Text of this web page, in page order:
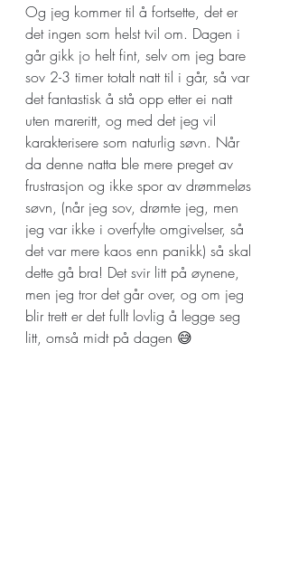
Og jeg kommer til å fortsette, det er
det ingen som helst tvil om. Dagen i
går gikk jo helt fint, selv om jeg bare
sov 2-3 timer totalt natt til i går, så var
det fantastisk å stå opp etter ei natt
uten mareritt, og med det jeg vil
karakterisere som naturlig søvn. Når
da denne natta ble mere preget av
frustrasjon og ikke spor av drømmeløs
søvn, (når jeg sov, drømte jeg, men
jeg var ikke i overfylte omgivelser, så
det var mere kaos enn panikk) så skal
dette gå bra! Det svir litt på øynene,
men jeg tror det går over, og om jeg
blir trett er det fullt lovlig å legge seg
litt, omså midt på dagen 😅